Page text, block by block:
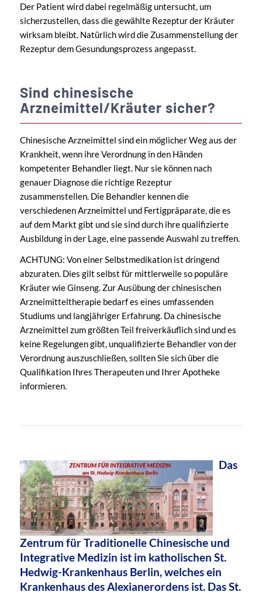
Der Patient wird dabei regelmäßig untersucht, um
sicherzustellen, dass die gewählte Rezeptur der Kräuter
wirksam bleibt. Natürlich wird die Zusammenstellung der
Rezeptur dem Gesundungsprozess angepasst.
Sind chinesische
Arzneimittel/Kräuter sicher?
Chinesische Arzneimittel sind ein möglicher Weg aus der
Krankheit, wenn ihre Verordnung in den Händen
kompetenter Behandler liegt. Nur sie können nach
genauer Diagnose die richtige Rezeptur
zusammenstellen. Die Behandler kennen die
verschiedenen Arzneimittel und Fertigpräparate, die es
auf dem Markt gibt und sie sind durch ihre qualifizierte
Ausbildung in der Lage, eine passende Auswahl zu treffen.
ACHTUNG: Von einer Selbstmedikation ist dringend
abzuraten. Dies gilt selbst für mittlerweile so populäre
Kräuter wie Ginseng. Zur Ausübung der chinesischen
Arzneimitteltherapie bedarf es eines umfassenden
Studiums und langjähriger Erfahrung. Da chinesische
Arzneimittel zum größten Teil freiverkäuflich sind und es
keine Regelungen gibt, unqualifizierte Behandler von der
Verordnung auszuschließen, sollten Sie sich über die
Qualifikation Ihres Therapeuten und Ihrer Apotheke
informieren.
Das
Zentrum für Traditionelle Chinesische und
Integrative Medizin ist im katholischen St.
Hedwig-Krankenhaus Berlin, welches ein
Krankenhaus des Alexianerordens ist. Das St.